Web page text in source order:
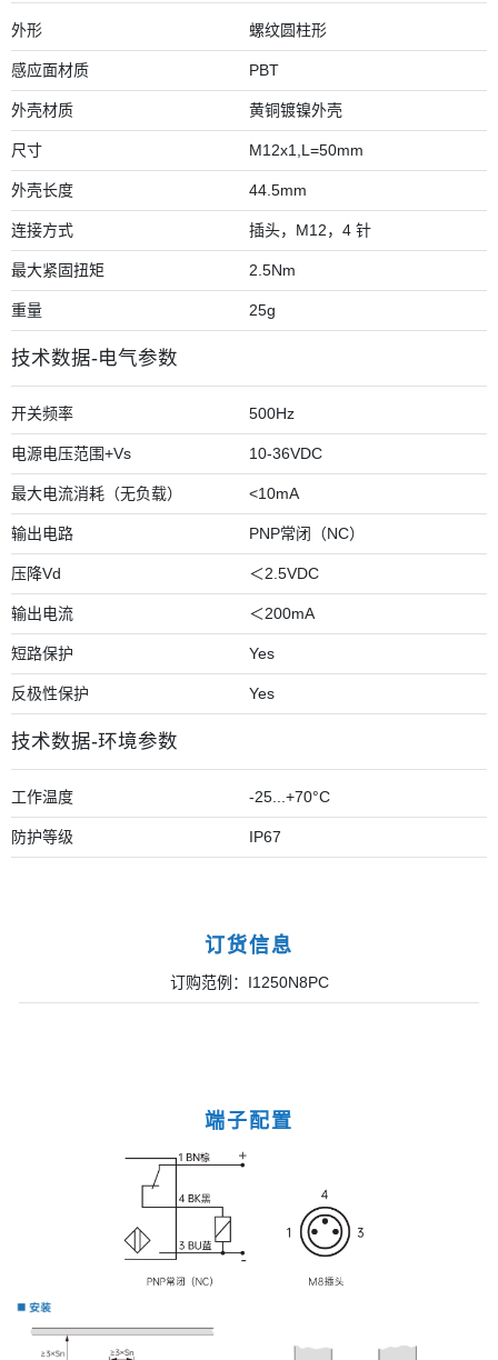
外形 螺纹圆柱形
感应面材质 PBT
外壳材质 黄铜镀镍外壳
尺寸 M12x1,L=50mm
外壳长度 44.5mm
连接方式 插头，M12，4 针
最大紧固扭矩 2.5Nm
重量 25g
技术数据-电气参数
开关频率 500Hz
电源电压范围+Vs 10-36VDC
最大电流消耗（无负载） <10mA
输出电路 PNP常闭（NC）
压降Vd ＜2.5VDC
输出电流 ＜200mA
短路保护 Yes
反极性保护 Yes
技术数据-环境参数
工作温度 -25...+70°C
防护等级 IP67
订货信息
订购范例：I1250N8PC
端子配置